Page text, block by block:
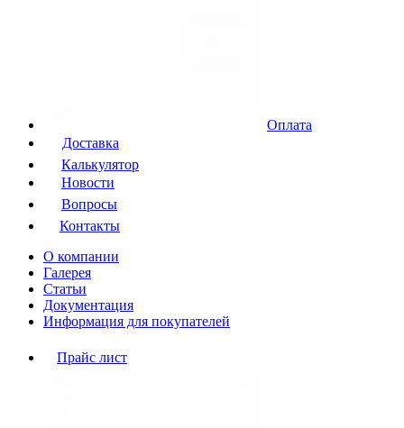
Оплата
Доставка
Калькулятор
Новости
Вопросы
Контакты
О компании
Галерея
Статьи
Документация
Информация для покупателей
Прайс лист